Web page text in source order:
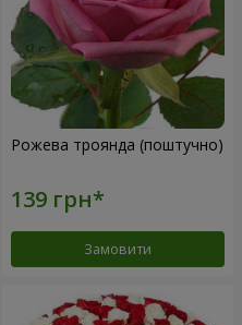
Рожева троянда (поштучно)
Замовити